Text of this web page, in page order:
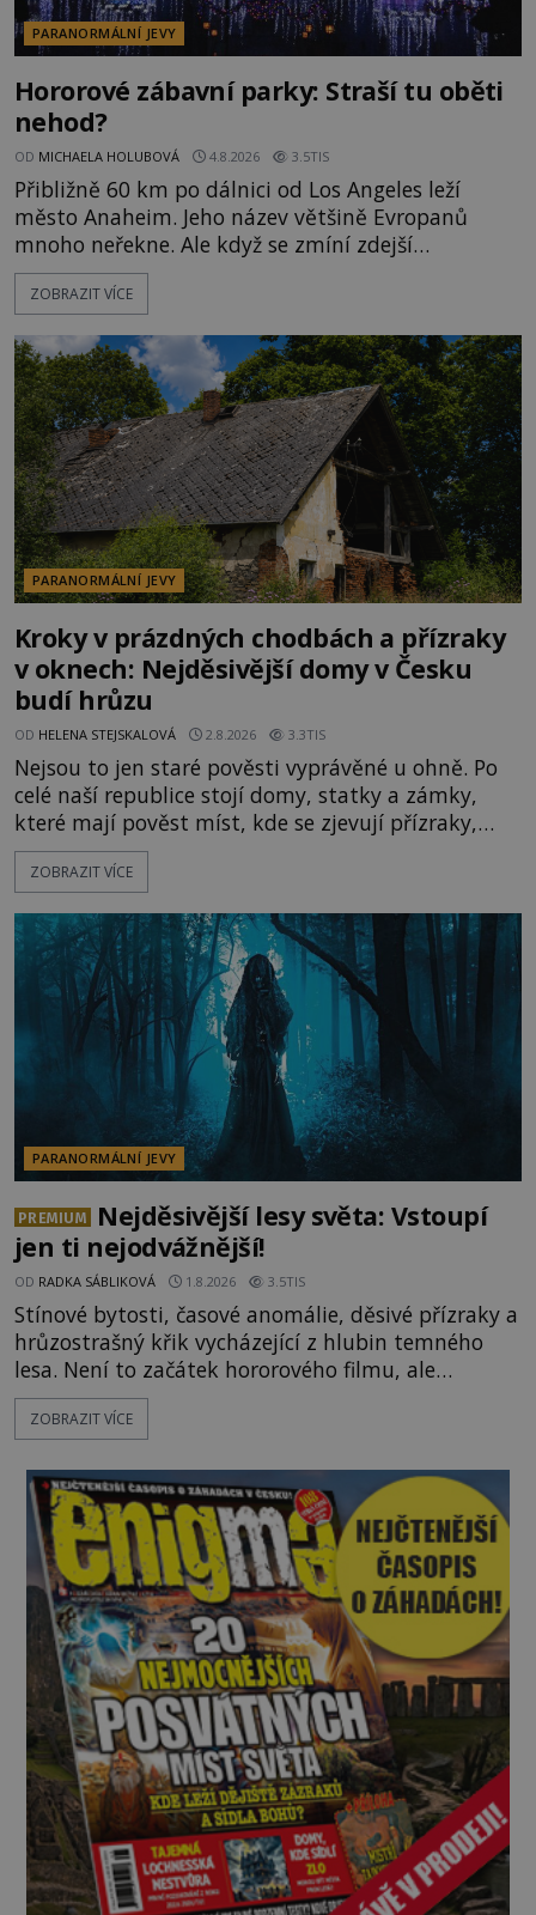
PARANORMÁLNÍ JEVY
Hororové zábavní parky: Straší tu oběti
nehod?
OD MICHAELA HOLUBOVÁ 4.8.2026 3.5TIS
Přibližně 60 km po dálnici od Los Angeles leží
město Anaheim. Jeho název většině Evropanů
mnoho neřekne. Ale když se zmíní zdejší
Disneyland, je hned jasno. Zábavní park vyroste na
poklidném místě bývalého sadu pomerančovníků.
kolem 17 000 000 zábavychtivých lidí ročně. A ač je
velká snaha to utajit, někteří z
ZOBRAZIT VÍCE
PARANORMÁLNÍ JEVY
Kroky v prázdných chodbách a přízraky
v oknech: Nejděsivější domy v Česku
budí hrůzu
OD HELENA STEJSKALOVÁ 2.8.2026 3.3TIS
Nejsou to jen staré pověsti vyprávěné u ohně. Po
celé naší republice stojí domy, statky a zámky,
které mají pověst míst, kde se zjevují přízraky,
ozývají nevysvětlitelné zvuky nebo se dějí podivné
jevy. Zatímco historici většinou hledají racionální
lokality vykazují nápadně podobná svědectví po
celé generace. A právě tato opakující se svědectví
ZOBRAZIT VÍCE
PARANORMÁLNÍ JEVY
PREMIUM
Nejděsivější lesy světa: Vstoupí
jen ti nejodvážnější!
OD RADKA SÁBLIKOVÁ 1.8.2026 3.5TIS
Stínové bytosti, časové anomálie, děsivé přízraky a
hrůzostrašný křik vycházející z hlubin temného
lesa. Není to začátek hororového filmu, ale
události, které popisují návštěvníci lesů, které jsou
označovány jako nejděsivější na světě. Lidé bydlící
vyhýbají! Už jste o těchto lesích slyšeli? A odvážili
byste se je navštívit? [gallery ids="17
ZOBRAZIT VÍCE